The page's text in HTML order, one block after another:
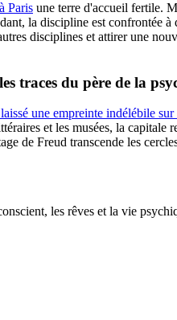
Paris une terre d'accueil fertile.
la discipline est confrontée
disciplines et attirer une
traces du père de la
une empreinte indélébile sur
et les musées, la
de Freud transcende les
les rêves et la vie